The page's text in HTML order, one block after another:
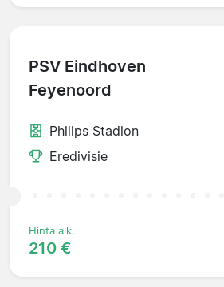
PSV Eindhoven
Feyenoord
Philips Stadion
Eredivisie
Hinta alk.
210 €